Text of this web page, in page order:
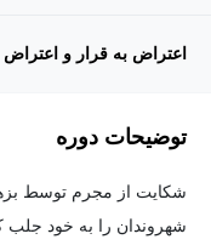
اعتراض به قرار و
توضیحات دوره
شکایت از مجرم توسط
شهروندان را به خود